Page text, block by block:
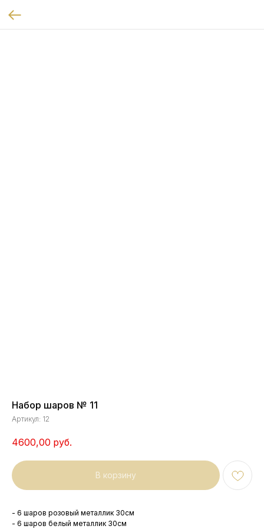
Набор шаров № 11
Артикул: 12
4600,00 руб.
В корзину
- 6 шаров розовый металлик 30см
- 6 шаров белый металлик 30см